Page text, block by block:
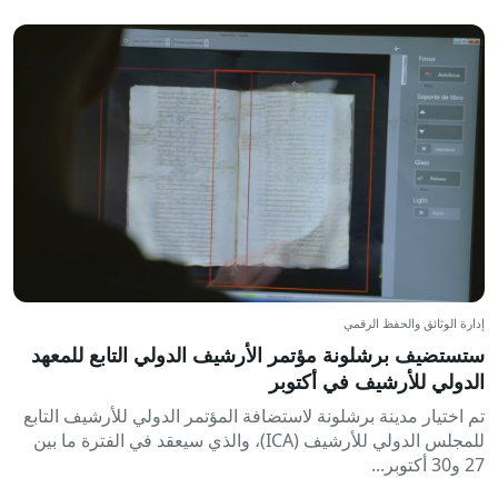
إدارة الوثائق والحفظ الرقمي
ستستضيف برشلونة مؤتمر الأرشيف الدولي التابع للمعهد
الدولي للأرشيف في أكتوبر
تم اختيار مدينة برشلونة لاستضافة المؤتمر الدولي للأرشيف التابع
للمجلس الدولي للأرشيف (ICA)، والذي سيعقد في الفترة ما بين
27 و30 أكتوبر...